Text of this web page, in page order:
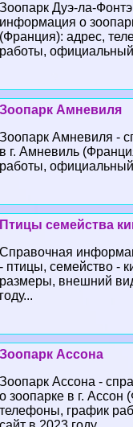
Зоопарк Дуэ-ла-
информация о
(Франция): адрес,
работы, официальный
Зоопарк Амневиля
Зоопарк Амневиля -
в г. Амневиль
работы, официальный
Птицы семейства
Справочная
- птицы, семейство -
размеры, внешний
году...
Зоопарк Ассона
Зоопарк Ассона -
о зоопарке в г. Ассон
телефоны, график